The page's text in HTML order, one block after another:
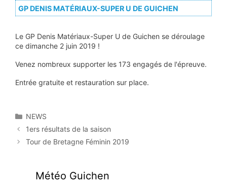
GP DENIS MATÉRIAUX-SUPER U DE GUICHEN
Le GP Denis Matériaux-Super U de Guichen se déroulage
ce dimanche 2 juin 2019 !
Venez nombreux supporter les 173 engagés de l'épreuve.
Entrée gratuite et restauration sur place.
Catégories
NEWS
1ers résultats de la saison
Tour de Bretagne Féminin 2019
Météo Guichen